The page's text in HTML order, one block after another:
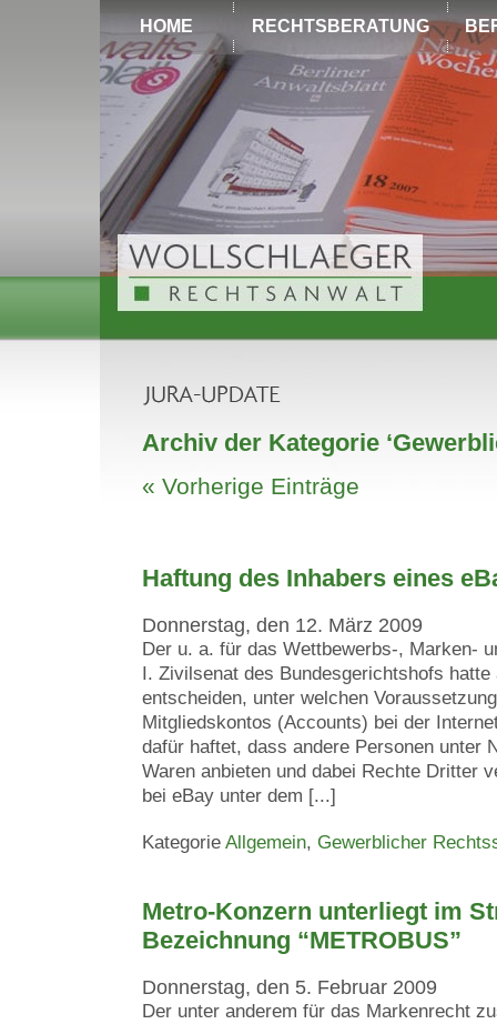
HOME RECHTSBERATUNG
Archiv der Kategorie
« Vorherige Einträge
Haftung des Inhabers eines
Donnerstag, den 12. März 2009
Der u. a. für das Wettbewerbs-, Marken-
I. Zivilsenat des Bundesgerichtshofs hatte
entscheiden, unter welchen
Mitgliedskontos (Accounts) bei der
dafür haftet, dass andere Personen unter
Waren anbieten und dabei Rechte Dritter
bei eBay unter dem [...]
Kategorie Allgemein, Gewerblicher
Metro-Konzern unterliegt im
Bezeichnung “METROBUS”
Donnerstag, den 5. Februar 2009
Der unter anderem für das Markenrecht